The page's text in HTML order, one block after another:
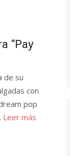
“Pay
de su
con
pop
Leer más